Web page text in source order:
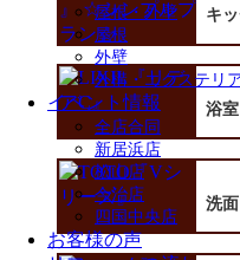
屋根・外壁
屋根
外壁
外構・エクステリ
イベント情報
全店合同
新居浜店
松山店
今治店
四国中央店
お客様の声
キ
浴室
洗面